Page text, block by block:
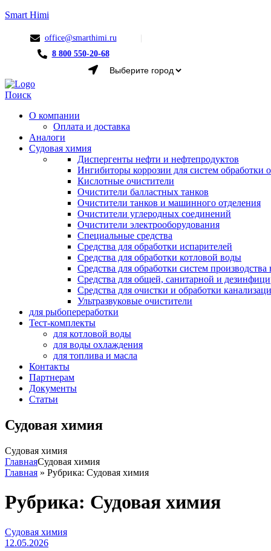
Smart Himi
8 800 550-20-68
office@smarthimi.ru
Menu
Поиск
О компании
Оплата и доставка
Аналоги
Судовая химия
Диспергенты нефти и нефтепродуктов
Ингибиторы коррозии для систем
Кислотные очистители
Очистители балластных танков
Очистители танков и машинного отделения
Очистители углеродных соединений
Очистители электрооборудования
Специальные средства
Средства для обработки испарителей
Средства для обработки котловой воды
Средства для обработки систем
Средства для общей, санитарной и
Средства для очистки и обработки
Ультразвуковые очистители
для рыбопереработки
Тест-комплекты
для котловой воды
для воды охлаждения
для топлива и масла
Контакты
Партнерам
Документы
Статьи
Судовая химия
Судовая химия
ГлавнаяСудовая химия
Главная » Рубрика: Судовая химия
Рубрика: Судовая химия
Категории
Судовая химия
12.05.2026